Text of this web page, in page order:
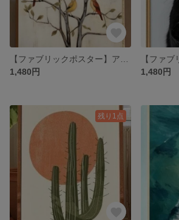
1,480円
1,480円
残り1点